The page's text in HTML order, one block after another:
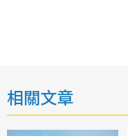
相關文章